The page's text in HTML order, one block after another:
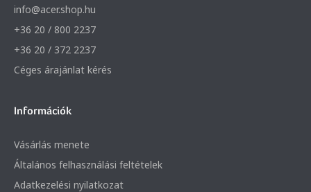
info@acer.shop.hu
+36 20 / 800 2237
+36 20 / 372 2237
Céges árajánlat kérés
Információk
Vásárlás menete
Általános felhasználási feltételek
Adatkezelési nyilatkozat